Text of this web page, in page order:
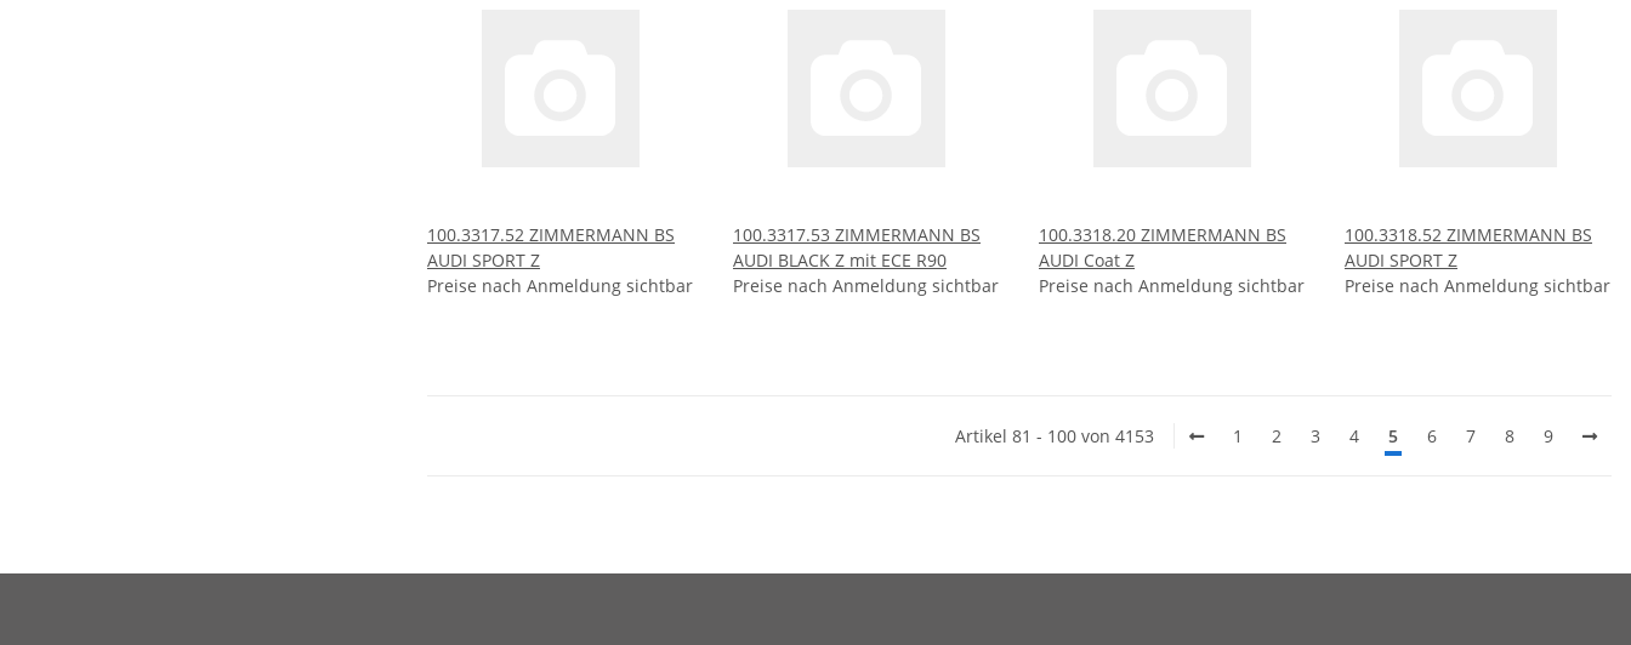
100.3317.52 ZIMMERMANN BS
AUDI SPORT Z
Preise nach Anmeldung sichtbar
100.3317.53 ZIMMERMANN BS
AUDI BLACK Z mit ECE R90
Preise nach Anmeldung sichtbar
100.3318.20 ZIMMERMANN BS
AUDI Coat Z
Preise nach Anmeldung sichtbar
100.3318.52 ZIMMERMANN BS
AUDI SPORT Z
Preise nach Anmeldung sichtbar
Artikel 81 - 100 von 4153 1 2 3 4 5 6 7 8 9